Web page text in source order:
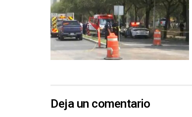
Deja un comentario